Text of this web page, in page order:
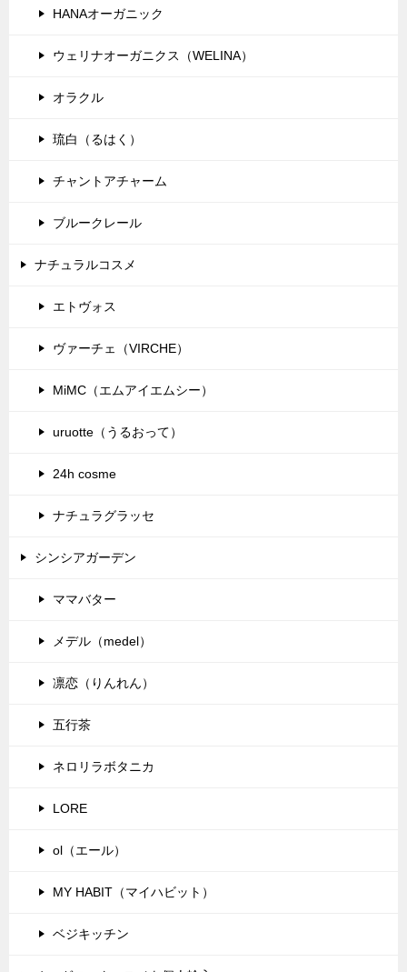
HANAオーガニック
ウェリナオーガニクス（WELINA）
オラクル
琉白（るはく）
チャントアチャーム
ブルークレール
ナチュラルコスメ
エトヴォス
ヴァーチェ（VIRCHE）
MiMC（エムアイエムシー）
uruotte（うるおって）
24h cosme
ナチュラグラッセ
シンシアガーデン
ママバター
メデル（medel）
凛恋（りんれん）
五行茶
ネロリラボタニカ
LORE
ol（エール）
MY HABIT（マイハビット）
ベジキッチン